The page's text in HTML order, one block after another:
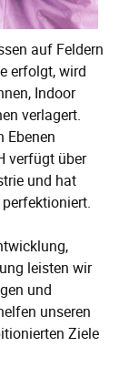
auf Feldern
erfolgt, wird
Indoor
verlagert.
Ebenen
verfügt über
und hat
leisten wir
und
unseren
Ziele